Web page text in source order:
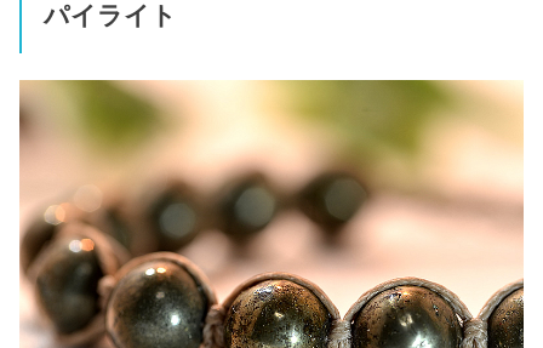
パイライト